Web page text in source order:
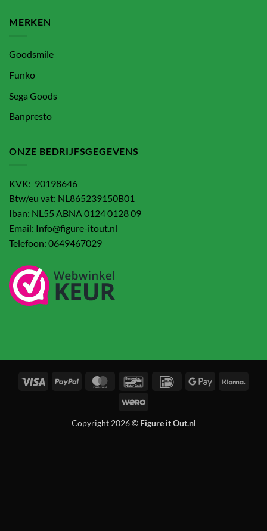
MERKEN
Goodsmile
Funko
Sega Goods
Banpresto
ONZE BEDRIJFSGEGEVENS
KVK: 90198646
Btw/eu vat: NL865239150B01
Iban: NL55 ABNA 0124 0128 09
Email: Info@figure-itout.nl
Telefoon: 0649467029
Visa PayPal MasterCardBancontactIDeal
Google
Wero
Copyright 2026 © Figure it Out.nl